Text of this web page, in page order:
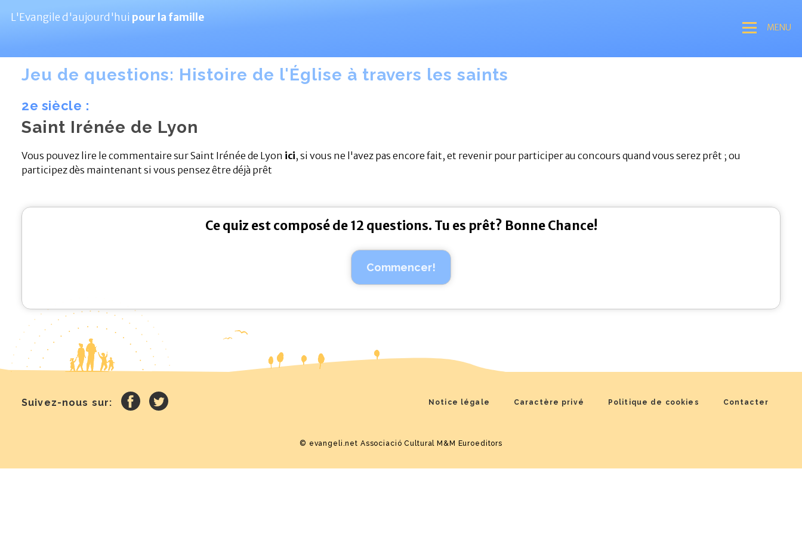
L'Evangile d'aujourd'hui pour la famille
MENU
Jeu de questions: Histoire de l'Église à travers les saints
2e siècle :
Saint Irénée de Lyon
Vous pouvez lire le commentaire sur Saint Irénée de Lyon ici, si vous ne l'avez pas encore fait, et revenir pour participer au concours quand vous serez prêt ; ou
participez dès maintenant si vous pensez être déjà prêt
Ce quiz est composé de 12 questions. Tu es prêt? Bonne Chance!
Commencer!
Suivez-nous sur: Notice légale Caractère privé Politique de cookies Contacter
© evangeli.net Associació Cultural M&M Euroeditors